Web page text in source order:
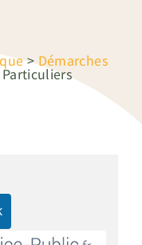
>Démarches